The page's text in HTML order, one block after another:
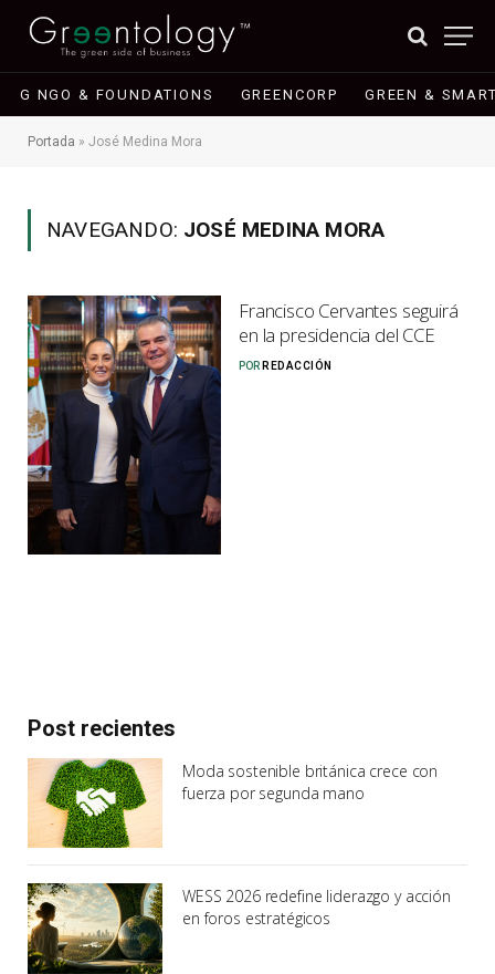
G NGO & FOUNDATIONS GREENCORP GREEN &
Portada » José Medina Mora
NAVEGANDO: JOSÉ MEDINA MORA
Francisco Cervantes seguirá
en la presidencia del CCE
POR REDACCIÓN
Post recientes
Moda sostenible británica crece con
fuerza por segunda mano
WESS 2026 redefine liderazgo y acción
en foros estratégicos